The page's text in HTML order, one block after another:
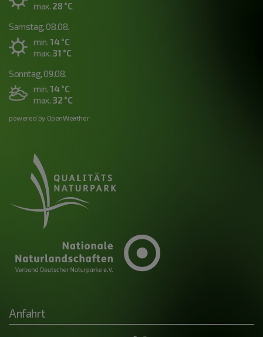
max. 28 °C
Samstag, 08.08.
min.14 °C
max. 31 °C
Sonntag, 09.08.
min.14 °C
max. 32 °C
powered by OpenWeather
Anfahrt